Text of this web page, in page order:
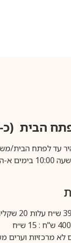
(כ-5 ימי עסקים)
לפתח הבית/משרד (בערים
וערים מעבר לקו